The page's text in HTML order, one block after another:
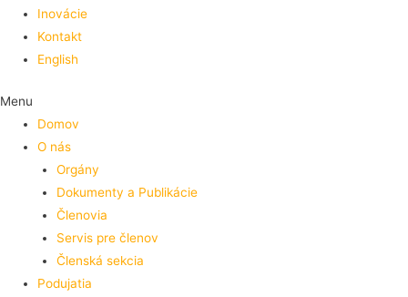
Inovácie
Kontakt
English
Menu
Domov
O nás
Orgány
Dokumenty a Publikácie
Členovia
Servis pre členov
Členská sekcia
Podujatia